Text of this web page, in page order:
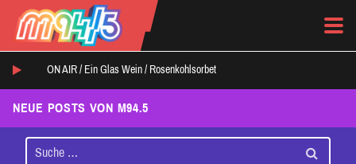
ON AIR / Ein Glas Wein / Rosenkohlsorbet
NEUE POSTS VON M94.5